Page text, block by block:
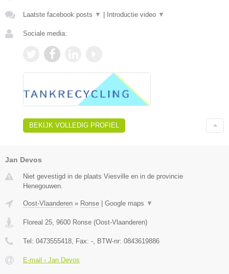
Laatste facebook posts ▼ | Introductie video ▼
Sociale media:
BEKIJK VOLLEDIG PROFIEL
Jan Devos
Niet gevestigd in de plaats Viesville en in de provincie
Henegouwen.
Oost-Vlaanderen » Ronse Google maps ▼
Floreal 25 9600 Ronse (Oost-Vlaanderen)
Tel: 0473555418 , Fax: - , BTW-nr: 0843619886
E-mail › Jan Devos